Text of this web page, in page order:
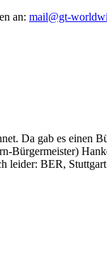
an: mail@gt-
Da gab es einen
BER,